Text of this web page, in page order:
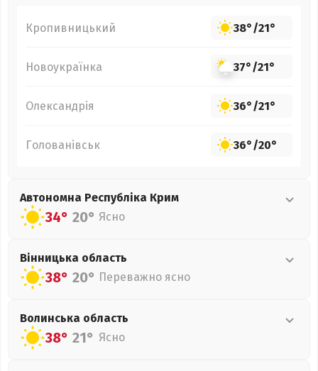
Кропивницький 38°/21°
Новоукраїнка 37°/21°
Олександрія 36°/21°
Голованівськ 36°/20°
Автономна Республіка Крим
34° 20° Ясно
Вінницька область
38° 20° Переважно ясно
Волинська область
38° 21° Ясно